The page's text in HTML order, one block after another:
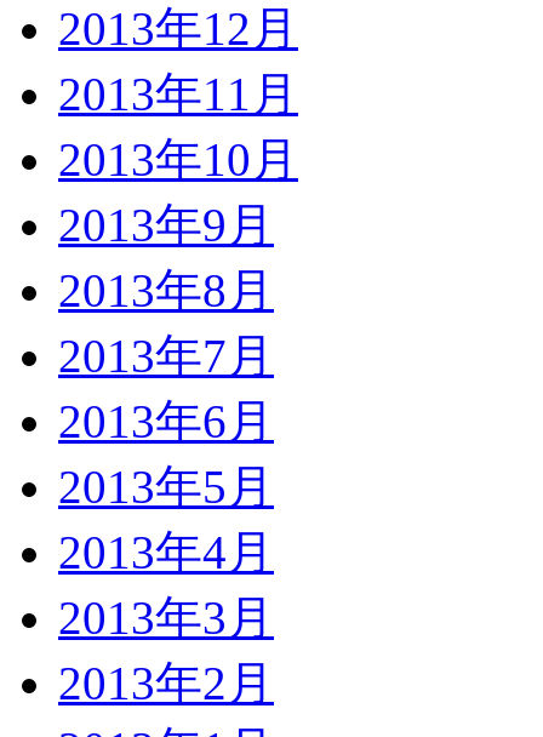
2013年12月
2013年11月
2013年10月
2013年9月
2013年8月
2013年7月
2013年6月
2013年5月
2013年4月
2013年3月
2013年2月